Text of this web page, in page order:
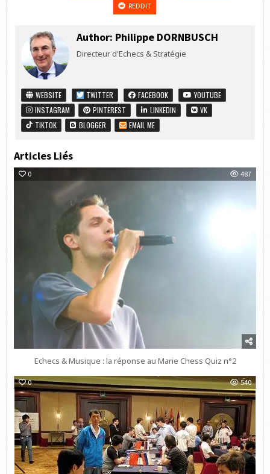
REDDIT
Author: Philippe DORNBUSCH
Directeur d'Echecs & Stratégie
WEBSITE TWITTER FACEBOOK
YOUTUBE
INSTAGRAM
PINTEREST LINKEDIN
VK
TIKTOK
BLOGGER EMAIL ME
Articles Liés
0 487
Echecs & Musique : la réponse au Marie Chess Quiz n°2
0 540